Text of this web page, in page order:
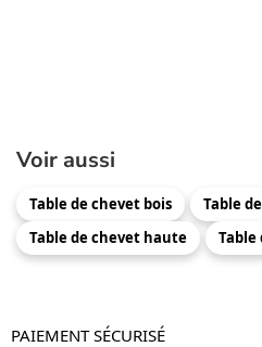
Voir aussi
Table de chevet bois
Table
Table de chevet haute
PAIEMENT SÉCURISÉ